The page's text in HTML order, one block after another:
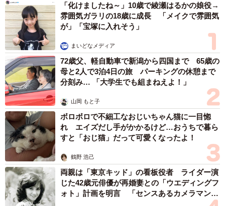
「化けましたね～」10歳で綾瀬はるかの娘役→
雰囲気ガラリの18歳に成長 「メイクで雰囲気
が」「宝塚に入れそう」
まいどなメディア
72歳父、軽自動車で新潟から四国まで 65歳の
母と2人で3泊4日の旅 パーキングの休憩まで
分刻み… 「大学生でも組まねえよ！」
山岡 もと子
ボロボロで不細工なおじいちゃん猫に一目惚
れ エイズだし手がかかるけど…おうちで暮ら
すと「おじ猫」だって可愛くなったよ！
鶴野 浩己
両親は「東京キッド」の看板役者 ライダー演
じた42歳元俳優が再婚妻との「ウエディングフ
ォト」計画を明言 「センスあるカメラマン求